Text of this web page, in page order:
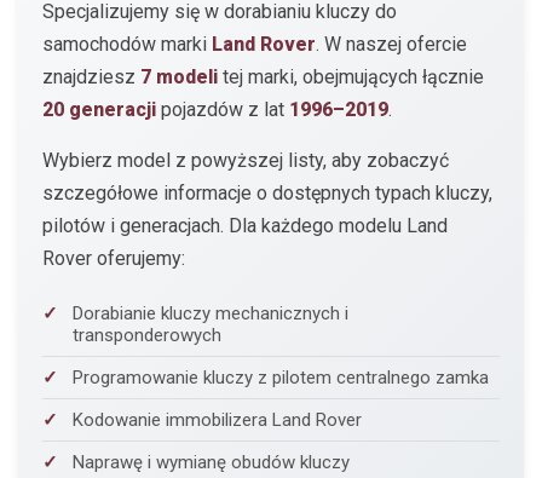
Specjalizujemy się w dorabianiu kluczy do
samochodów marki Land Rover. W naszej ofercie
znajdziesz 7 modeli tej marki, obejmujących łącznie
20 generacji pojazdów z lat 1996–2019.
Wybierz model z powyższej listy, aby zobaczyć
szczegółowe informacje o dostępnych typach kluczy,
pilotów i generacjach. Dla każdego modelu Land
Rover oferujemy:
Dorabianie kluczy mechanicznych i
transponderowych
Programowanie kluczy z pilotem centralnego zamka
Kodowanie immobilizera Land Rover
Naprawę i wymianę obudów kluczy